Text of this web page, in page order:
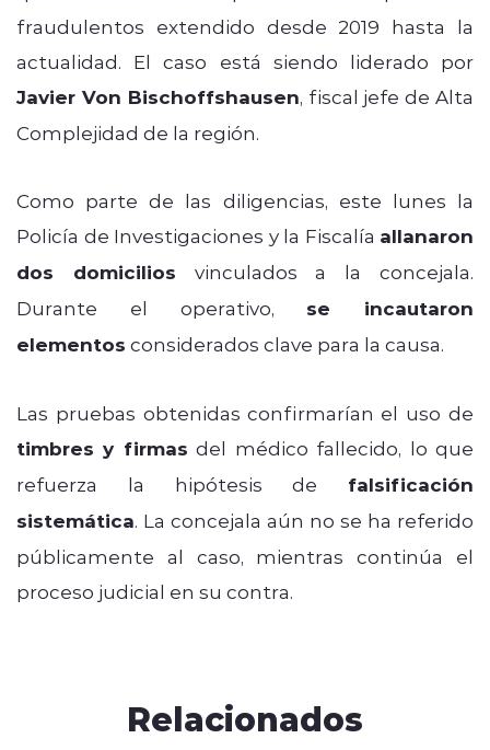
fraudulentos extendido desde 2019 hasta la
actualidad. El caso está siendo liderado por
Javier Von Bischoffshausen, fiscal jefe de Alta
Complejidad de la región.
Como parte de las diligencias, este lunes la
Policía de Investigaciones y la Fiscalía allanaron
dos domicilios vinculados a la concejala.
Durante el operativo, se incautaron
elementos considerados clave para la causa.
Las pruebas obtenidas confirmarían el uso de
timbres y firmas del médico fallecido, lo que
refuerza la hipótesis de falsificación
sistemática. La concejala aún no se ha referido
públicamente al caso, mientras continúa el
proceso judicial en su contra.
Relacionados